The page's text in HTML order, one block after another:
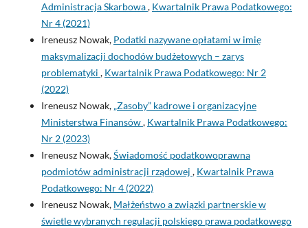
Administracja Skarbowa, Kwartalnik Prawa Podatkowego:
Nr 4 (2021)
Ireneusz Nowak, Podatki nazywane opłatami w imię
maksymalizacji dochodów budżetowych – zarys
problematyki , Kwartalnik Prawa Podatkowego: Nr 2
(2022)
Ireneusz Nowak, „Zasoby” kadrowe i organizacyjne
Ministerstwa Finansów, Kwartalnik Prawa Podatkowego:
Nr 2 (2023)
Ireneusz Nowak,Świadomość podatkowoprawna
podmiotów administracji rządowej , Kwartalnik Prawa
Podatkowego: Nr 4 (2022)
Ireneusz Nowak, Małżeństwo a związki partnerskie w
świetle wybranych regulacji polskiego prawa podatkowego